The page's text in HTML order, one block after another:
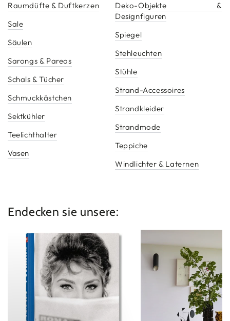
Raumdüfte & Duftkerzen
Sale
Säulen
Sarongs & Pareos
Schals & Tücher
Schmuckkästchen
Sektkühler
Teelichthalter
Vasen
Deko-Objekte &
Designfiguren
Spiegel
Stehleuchten
Stühle
Strand-Accessoires
Strandkleider
Strandmode
Teppiche
Windlichter & Laternen
Endecken sie unsere:
Neuheiten